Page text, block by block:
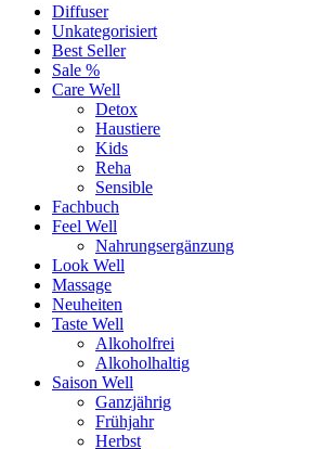
Diffuser
Unkategorisiert
Best Seller
Sale %
Care Well
Detox
Haustiere
Kids
Reha
Sensible
Fachbuch
Feel Well
Nahrungsergänzung
Look Well
Massage
Neuheiten
Taste Well
Alkoholfrei
Alkoholhaltig
Saison Well
Ganzjährig
Frühjahr
Herbst